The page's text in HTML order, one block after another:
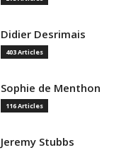
Didier Desrimais
403 Articles
Sophie de Menthon
116 Articles
Jeremy Stubbs